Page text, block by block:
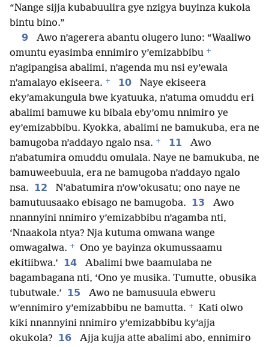
“Nange sijja kubabuulira gye nzigya buyinza kukola
bintu bino.”
9
Awo n’agerera abantu olugero luno: “Waaliwo
omuntu eyasimba ennimiro y’emizabbibu +
n’agipangisa abalimi, n’agenda mu nsi ey’ewala
n’amalayo ekiseera. + 10
Naye ekiseera
eky’amakungula bwe kyatuuka, n’atuma omuddu eri
abalimi bamuwe ku bibala eby’omu nnimiro ye
ey’emizabbibu. Kyokka, abalimi ne bamukuba, era ne
bamugoba n’addayo ngalo nsa. + 11
Awo
n’abatumira omuddu omulala. Naye ne bamukuba, ne
bamuweebuula, era ne bamugoba n’addayo ngalo
nsa. 12
N’abatumira n’ow’okusatu; ono naye ne
bamutuusaako ebisago ne bamugoba. 13
Awo
nnannyini nnimiro y’emizabbibu n’agamba nti,
‘Nnaakola ntya? Nja kutuma omwana wange
omwagalwa. +
Ono ye bayinza okumussaamu
ekitiibwa.’ 14
Abalimi bwe baamulaba ne
bagambagana nti, ‘Ono ye musika. Tumutte, obusika
tubutwale.’ 15
Awo ne bamusuula ebweru
w’ennimiro y’emizabbibu ne bamutta. +
Kati olwo
kiki nnannyini nnimiro y’emizabbibu ky’ajja
okukola? 16
Ajja kujja atte abalimi abo, ennimiro